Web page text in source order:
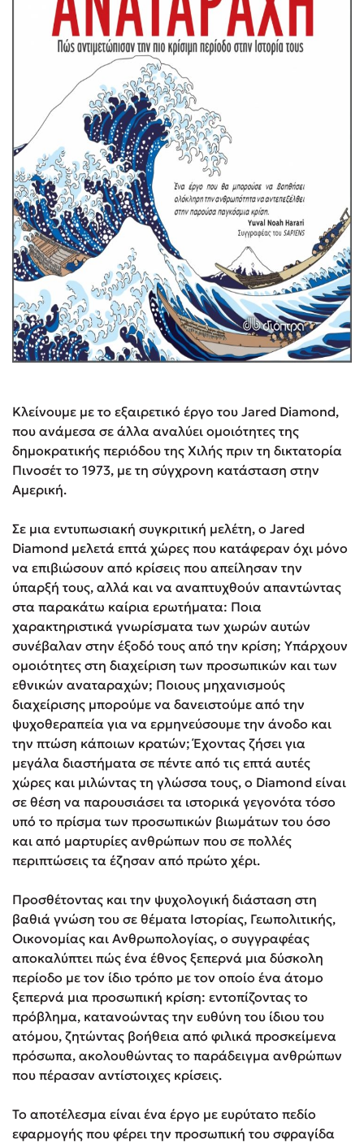
Κλείνουμε με το εξαιρετικό έργο του Jared Diamond,
που ανάμεσα σε άλλα αναλύει ομοιότητες της
δημοκρατικής περιόδου της Χιλής πριν τη δικτατορία
Πινοσέτ το 1973, με τη σύγχρονη κατάσταση στην
Αμερική.
Σε μια εντυπωσιακή συγκριτική μελέτη, ο Jared
Diamond μελετά επτά χώρες που κατάφεραν όχι μόνο
να επιβιώσουν από κρίσεις που απείλησαν την
ύπαρξή τους, αλλά και να αναπτυχθούν απαντώντας
στα παρακάτω καίρια ερωτήματα: Ποια
χαρακτηριστικά γνωρίσματα των χωρών αυτών
συνέβαλαν στην έξοδό τους από την κρίση; Υπάρχουν
ομοιότητες στη διαχείριση των προσωπικών και των
εθνικών αναταραχών; Ποιους μηχανισμούς
διαχείρισης μπορούμε να δανειστούμε από την
ψυχοθεραπεία για να ερμηνεύσουμε την άνοδο και
την πτώση κάποιων κρατών; Έχοντας ζήσει για
μεγάλα διαστήματα σε πέντε από τις επτά αυτές
χώρες και μιλώντας τη γλώσσα τους, ο Diamond είναι
σε θέση να παρουσιάσει τα ιστορικά γεγονότα τόσο
υπό το πρίσμα των προσωπικών βιωμάτων του όσο
και από μαρτυρίες ανθρώπων που σε πολλές
περιπτώσεις τα έζησαν από πρώτο χέρι.
Προσθέτοντας και την ψυχολογική διάσταση στη
βαθιά γνώση του σε θέματα Ιστορίας, Γεωπολιτικής,
Οικονομίας και Ανθρωπολογίας, ο συγγραφέας
αποκαλύπτει πώς ένα έθνος ξεπερνά μια δύσκολη
περίοδο με τον ίδιο τρόπο με τον οποίο ένα άτομο
ξεπερνά μια προσωπική κρίση: εντοπίζοντας το
πρόβλημα, κατανοώντας την ευθύνη του ίδιου του
ατόμου, ζητώντας βοήθεια από φιλικά προσκείμενα
πρόσωπα, ακολουθώντας το παράδειγμα ανθρώπων
που πέρασαν αντίστοιχες κρίσεις.
Το αποτέλεσμα είναι ένα έργο με ευρύτατο πεδίο
εφαρμογής που φέρει την προσωπική του σφραγίδα